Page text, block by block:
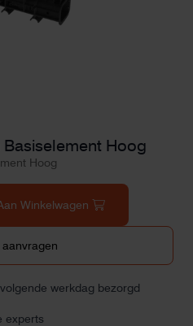
Hoog
Hoog
Winkelwagen
werkdag bezorgd
experts